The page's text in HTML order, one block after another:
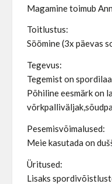
Magamine toimub
Toitlustus:
Söömine (3x päevas
Tegevus:
Tegemist on
Põhiline eesmärk on
Pesemisvõimalused:
Meie kasutada on
Üritused:
Lisaks